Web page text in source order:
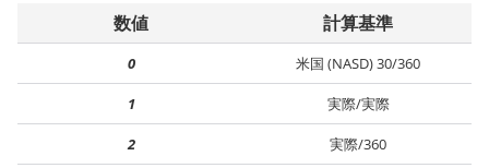
数値 計算基準
0 米国 (NASD) 30/360
1 実際/実際
2 実際/360